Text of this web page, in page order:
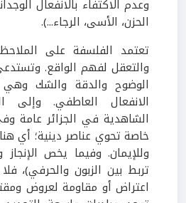
وعدم الاكتفاء بالانفعال
الحزن، الأسى، الرجاء...).
تعتمد الفلسفة على
والتعقل لفهم الواقع.
الوضوح والدقة والشك
الانفعال العاطفي.وإلى
الشاهدية في الجزائر عامة
خاصة تحوي عناصر دينية؛ أي
وللإيمان. وفيما يخص الإنجاز
تربط بين الزبون والحرفي)،
اعتراض أو مقاومة لعروض